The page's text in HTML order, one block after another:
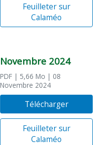
Feuilleter sur
Calaméo
Novembre 2024
PDF | 5,66 Mo | 08
Novembre 2024
Télécharger
Feuilleter sur
Calaméo